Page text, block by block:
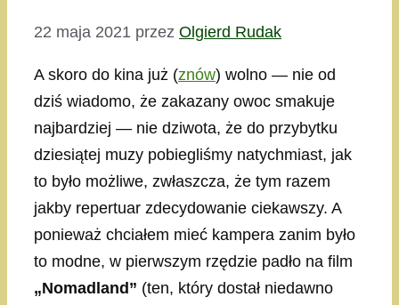
22 maja 2021 przez Olgierd Rudak
A skoro do kina już (znów) wolno — nie od
dziś wiadomo, że zakazany owoc smakuje
najbardziej — nie dziwota, że do przybytku
dziesiątej muzy pobiegliśmy natychmiast, jak
to było możliwe, zwłaszcza, że tym razem
jakby repertuar zdecydowanie ciekawszy. A
ponieważ chciałem mieć kampera zanim było
to modne, w pierwszym rzędzie padło na film
„Nomadland” (ten, który dostał niedawno